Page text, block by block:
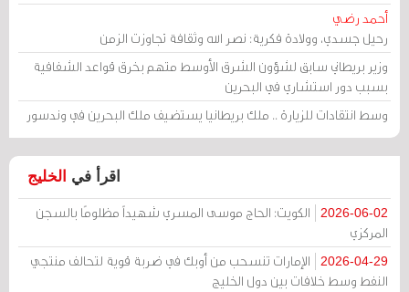
أحمد رضي
رحيل جسدي، وولادة فكرية: نصر الله وثقافة تجاوزت الزمن
وزير بريطاني سابق لشؤون الشرق الأوسط متهم بخرق قواعد الشفافية
بسبب دور استشاري في البحرين
وسط انتقادات للزيارة .. ملك بريطانيا يستضيف ملك البحرين في وندسور
اقرأ في الخليج
2026-06-02
الكويت: الحاج موسى المسري شهيداً مظلومًا بالسجن
المركزي
2026-04-29
الإمارات تنسحب من أوبك في ضربة قوية لتحالف منتجي
النفط وسط خلافات بين دول الخليج